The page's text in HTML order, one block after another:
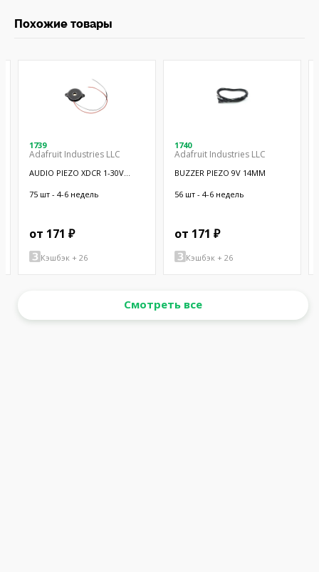
Похожие товары
1739
Adafruit Industries LLC
AUDIO PIEZO XDCR 1-30V
75 шт - 4-6 недель
от 171 ₽
Кэшбэк + 26
1740
Adafruit Industries LLC
BUZZER PIEZO 9V 14MM
56 шт - 4-6 недель
от 171 ₽
Кэшбэк + 26
Смотреть все